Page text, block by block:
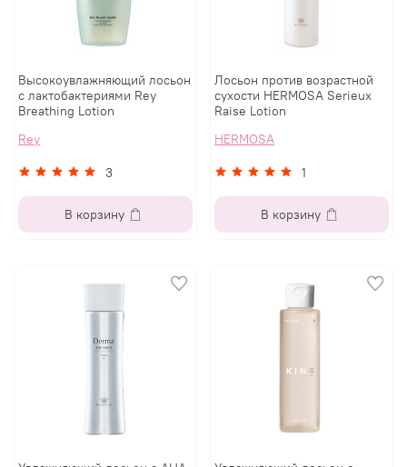
Высокоувлажняющий лосьон
с лактобактериями Rey
Breathing Lotion
Rey
3
В корзину
Лосьон против возрастной
сухости HERMOSA Serieux
Raise Lotion
HERMOSA
1
В корзину